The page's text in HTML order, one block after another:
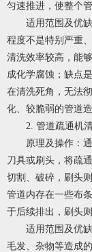
匀速推进，使整个
适用范围及优
程度不是特别严重
清洗效率较高，能
成化学腐蚀；缺点
在清洗死角，无法
化、较脆弱的管道
2. 管道疏通机
原理及操作：
刀具或刷头，将疏
切割、破碎，刷头
管道内存在一些布
于后续排出，刷头
适用范围及优
毛发、杂物等造成